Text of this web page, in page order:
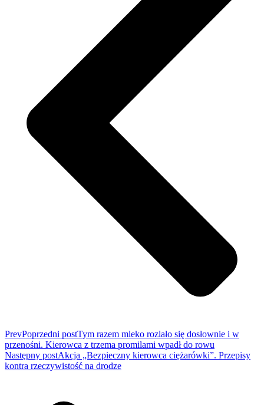
PrevPoprzedni postTym razem mleko rozlało się dosłownie i w
przenośni. Kierowca z trzema promilami wpadł do rowu
Następny postAkcja „Bezpieczny kierowca ciężarówki”. Przepisy
kontra rzeczywistość na drodze